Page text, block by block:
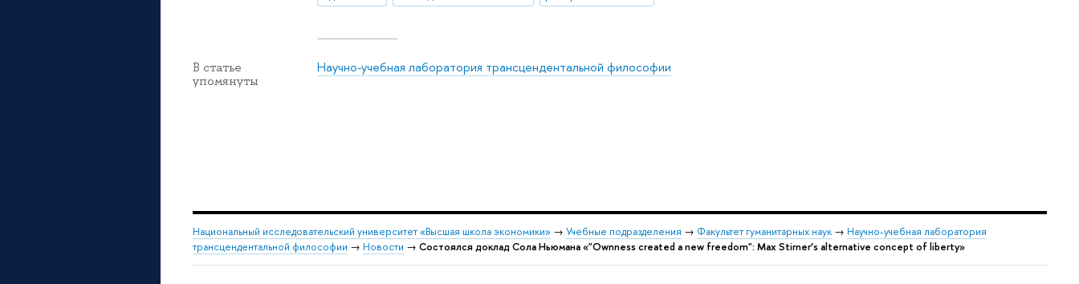
В статье
упомянуты
Научно-учебная лаборатория трансцендентальной философии
Национальный исследовательский университет «Высшая школа экономики» → Учебные подразделения → Факультет гуманитарных наук → Научно-учебная лаборатория
трансцендентальной философии → Новости → Состоялся доклад Сола Ньюмана «"Ownness created a new freedom": Max Stirner’s alternative concept of liberty»